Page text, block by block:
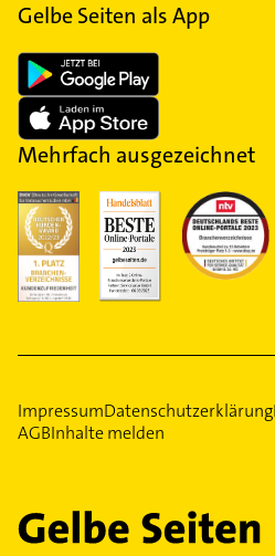
Gelbe Seiten als App
Mehrfach ausgezeichnet
ImpressumDatenschutzerklärung
AGBInhalte melden